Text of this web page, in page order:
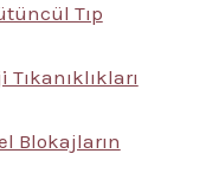
Tıp
Blokajların